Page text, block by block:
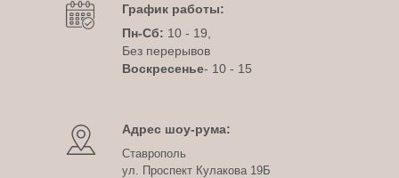
График работы:
Пн-Сб: 10 - 19,
Без перерывов
Воскресенье- 10 - 15
Адрес шоу-рума:
Ставрополь
ул. Проспект Кулакова 19Б